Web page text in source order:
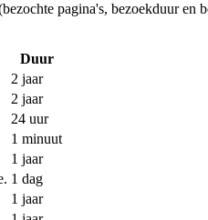
het platform voor uw salon
pagina's, bezoekduur
Duur
2 jaar
2 jaar
24 uur
1 minuut
1 jaar
1 dag
1 jaar